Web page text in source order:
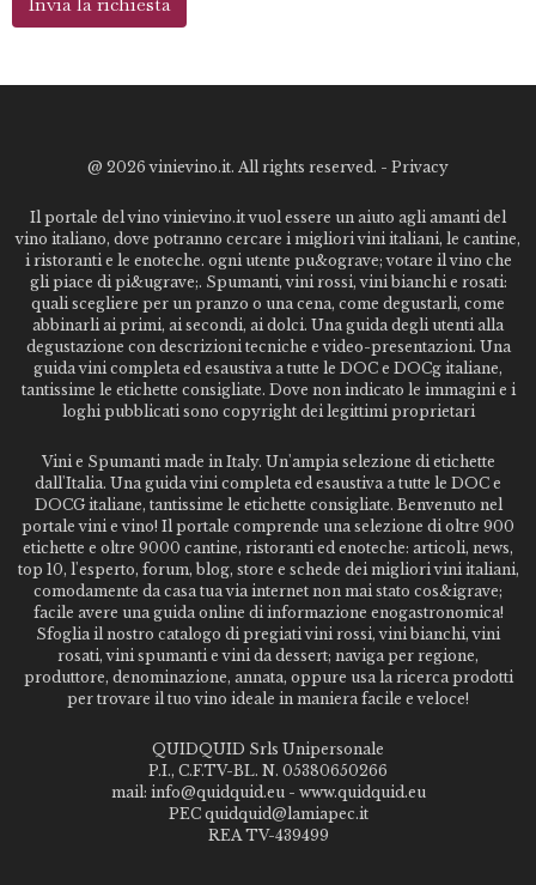
@ 2026 vinievino.it. All rights reserved. - Privacy
Il portale del vino vinievino.it vuol essere un aiuto agli amanti del
vino italiano, dove potranno cercare i migliori vini italiani, le cantine,
i ristoranti e le enoteche. ogni utente pu&ograve; votare il vino che
gli piace di pi&ugrave;. Spumanti, vini rossi, vini bianchi e rosati:
quali scegliere per un pranzo o una cena, come degustarli, come
abbinarli ai primi, ai secondi, ai dolci. Una guida degli utenti alla
degustazione con descrizioni tecniche e video-presentazioni. Una
guida vini completa ed esaustiva a tutte le DOC e DOCg italiane,
tantissime le etichette consigliate. Dove non indicato le immagini e i
loghi pubblicati sono copyright dei legittimi proprietari
Vini e Spumanti made in Italy. Un'ampia selezione di etichette
dall'Italia. Una guida vini completa ed esaustiva a tutte le DOC e
DOCG italiane, tantissime le etichette consigliate. Benvenuto nel
portale vini e vino! Il portale comprende una selezione di oltre 900
etichette e oltre 9000 cantine, ristoranti ed enoteche: articoli, news,
top 10, l'esperto, forum, blog, store e schede dei migliori vini italiani,
comodamente da casa tua via internet non mai stato cos&igrave;
facile avere una guida online di informazione enogastronomica!
Sfoglia il nostro catalogo di pregiati vini rossi, vini bianchi, vini
rosati, vini spumanti e vini da dessert; naviga per regione,
produttore, denominazione, annata, oppure usa la ricerca prodotti
per trovare il tuo vino ideale in maniera facile e veloce!
QUIDQUID Srls Unipersonale
P.I., C.F.TV-BL. N. 05380650266
mail: info@quidquid.eu - www.quidquid.eu
PEC quidquid@lamiapec.it
REA TV-439499